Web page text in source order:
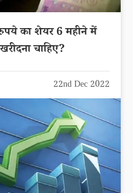
का शेयर 6 महीने में
चाहिए?
22nd Dec 2022